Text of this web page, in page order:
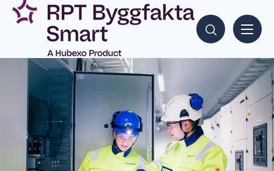
Siirry
sisältöön
Hae sisältöjä